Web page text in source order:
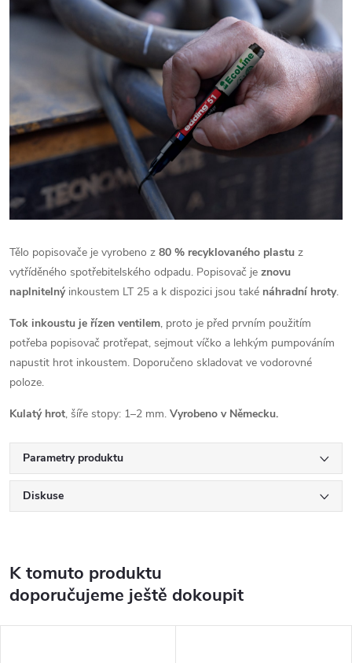
Tělo popisovače je vyrobeno z 80 % recyklovaného plastu z
vytříděného spotřebitelského odpadu. Popisovač je znovu
naplnitelnýinkoustem LT 25 a k dispozici jsou také náhradní hroty.
Tok inkoustu je řízen ventilem, proto je před prvním použitím
potřeba popisovač protřepat, sejmout víčko a lehkým pumpováním
napustit hrot inkoustem. Doporučeno skladovat ve vodorovné
poloze.
Kulatý hrot, šíře stopy: 1–2 mm. Vyrobeno v Německu.
Parametry produktu
Diskuse
K tomuto produktu
doporučujeme ještě dokoupit